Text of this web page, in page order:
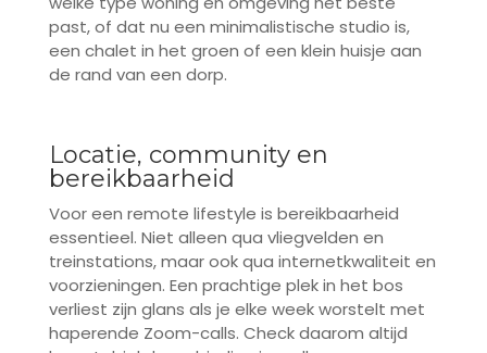
past, of dat nu een minimalistische studio is,
een chalet in het groen of een klein huisje aan
de rand van een dorp.
Locatie, community en
bereikbaarheid
Voor een remote lifestyle is bereikbaarheid
essentieel. Niet alleen qua vliegvelden en
treinstations, maar ook qua internetkwaliteit en
voorzieningen. Een prachtige plek in het bos
verliest zijn glans als je elke week worstelt met
haperende Zoom-calls. Check daarom altijd